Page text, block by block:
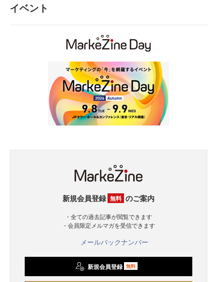
イベント
新規会員登録 無料 のご案内
・全ての過去記事が閲覧できます
・会員限定メルマガを受信できます
メールバックナンバー
新規会員登録 無料